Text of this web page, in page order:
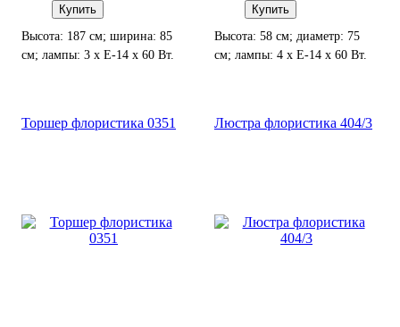
Купить
Высота: 187 см; ширина: 85
см; лампы: 3 х Е-14 х 60 Вт.
Купить
Высота: 58 см; диаметр: 75
см; лампы: 4 х Е-14 х 60 Вт.
Торшер флористика 0351 Люстра флористика 404/3